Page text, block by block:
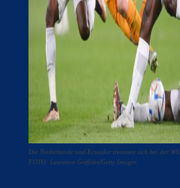
Die Niederlande und Ecuador trennten sich bei der
FOTO: Laurence Griffiths/Getty Images